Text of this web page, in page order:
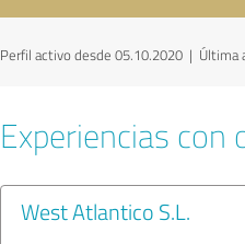
Perfil activo desde 05.10.2020 | Última
Experiencias con
West Atlantico S.L.